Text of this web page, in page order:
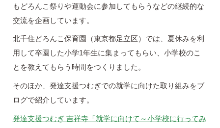
もどろんこ祭りや運動会に参加してもらうなどの継続的な
交流を企画しています。
北千住どろんこ保育園（東京都足立区）では、夏休みを利
用して卒園した小学1年生に集まってもらい、小学校のこ
とを教えてもらう時間をつくりました。
そのほか、発達支援つむぎでの就学に向けた取り組みをブ
ログで紹介しています。
発達支援つむぎ 吉祥寺「就学に向けて～小学校に行ってみ